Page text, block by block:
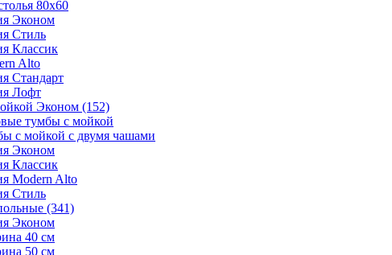
80х60
Эконом
Стиль
Классик
Alto
Стандарт
Лофт
Эконом (152)
тумбы с мойкой
с мойкой с двумя чашами
Эконом
Классик
Modern Alto
Стиль
(341)
Эконом
40 см
50 см